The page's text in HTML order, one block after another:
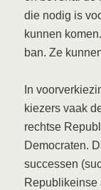
die nodig is
kunnen
ban. Ze
In
kiezers vaak
rechtse
Democraten.
successen
Republikeinse